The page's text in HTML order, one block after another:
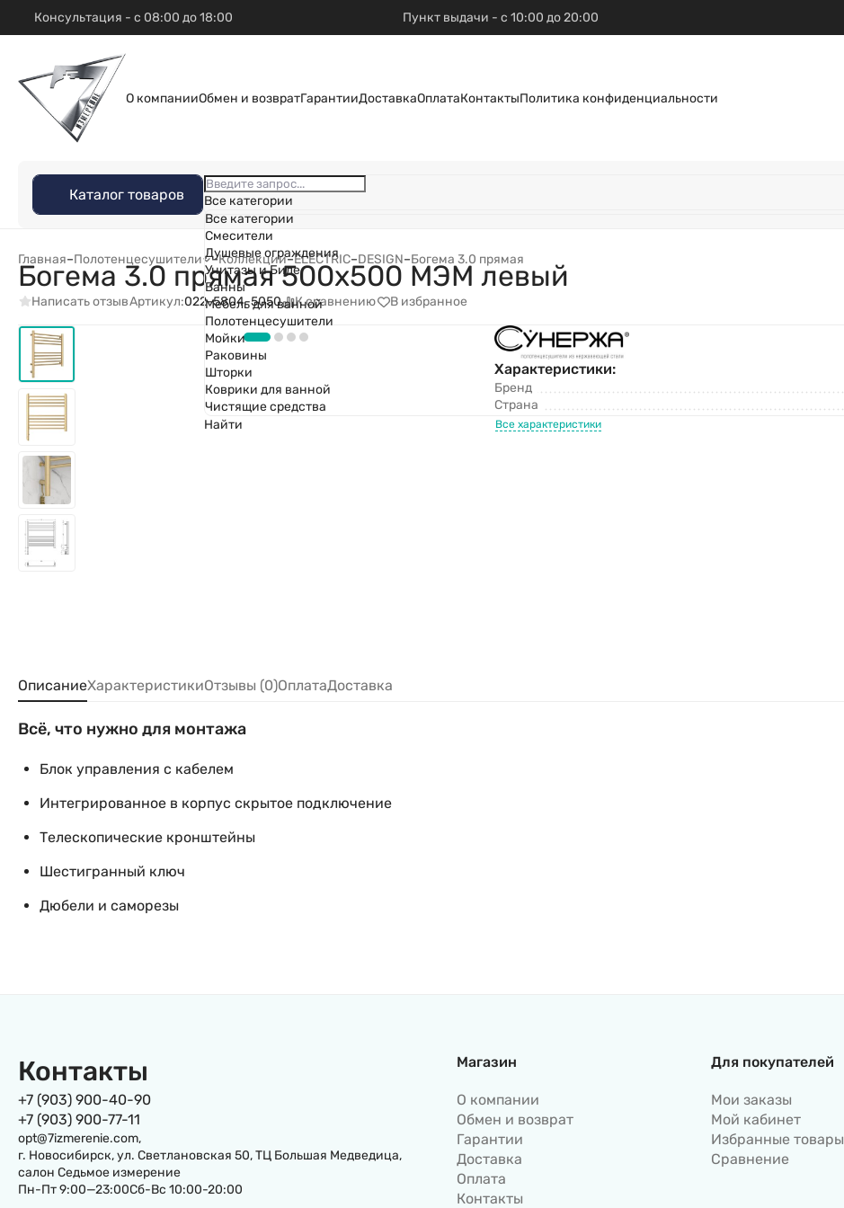
Консультация - с 08:00 до 18:00 Пункт выдачи - с 10:00 до 20:00
О компанииОбмен и возвратГарантииДоставкаОплатаКонтактыПолитика конфиденциальности
Каталог товаров
Все категории
Все категории
Смесители
Душевые ограждения
Унитазы и Биде
Ванны
Мебель для ванной
Полотенцесушители
Мойки
Раковины
Шторки
Коврики для ванной
Чистящие средства
Найти
Главная–Полотенцесушители –Коллекции–ELECTRIC–DESIGN–Богема 3.0 прямая
Богема 3.0 прямая 500х500 МЭМ левый
Написать отзывАртикул:022-5804-5050 К сравнению В избранное
Характеристики:
Бренд
Страна
Все характеристики
ОписаниеХарактеристикиОтзывы (0)ОплатаДоставка
Всё, что нужно для монтажа
Блок управления с кабелем
Интегрированное в корпус скрытое подключение
Телескопические кронштейны
Шестигранный ключ
Дюбели и саморезы
Контакты
+7 (903) 900-40-90
+7 (903) 900-77-11
opt@7izmerenie.com,
г. Новосибирск, ул. Светлановская 50, ТЦ Большая Медведица,
салон Седьмое измерение
Пн-Пт 9:00—23:00Сб-Вс 10:00-20:00
Магазин
О компании
Обмен и возврат
Гарантии
Доставка
Оплата
Контакты
Для покупателей
Мои заказы
Мой кабинет
Избранные товары
Сравнение